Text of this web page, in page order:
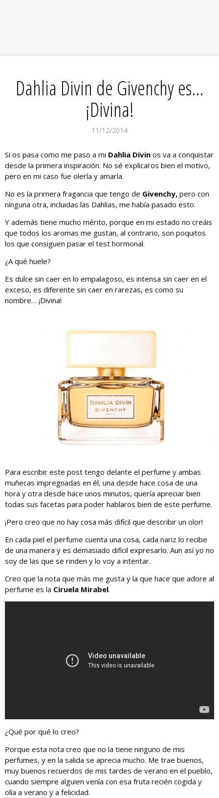
Dahlia Divin de Givenchy es…
¡Divina!
11/12/2014
Si os pasa como me paso a mi Dahlia Divin os va a conquistar
desde la primera inspiración. No sé explicaros bien el motivo,
pero en mi caso fue olerla y amarla.
No es la primera fragancia que tengo de Givenchy, pero con
ninguna otra, incluidas las Dahlias, me había pasado esto.
Y además tiene mucho mérito, porque en mi estado no creáis
que todos los aromas me gustan, al contrario, son poquitos
los que consiguen pasar el test hormonal.
¿A qué huele?
Es dulce sin caer en lo empalagoso, es intensa sin caer en el
exceso, es diferente sin caer en rarezas, es como su
nombre… ¡Divina!
Para escribir este post tengo delante el perfume y ambas
muñecas impregnadas en él, una desde hace cosa de una
hora y otra desde hace unos minutos, quería apreciar bien
todas sus facetas para poder hablaros bien de este perfume.
¡Pero creo que no hay cosa más difícil que describir un olor!
En cada piel el perfume cuenta una cosa, cada nariz lo recibe
de una manera y es demasiado difícil expresarlo. Aun así yo no
soy de las que se rinden y lo voy a intentar.
Creo que la nota que más me gusta y la que hace que adore al
perfume es la Ciruela Mirabel.
¿Qué por qué lo creo?
Porque esta nota creo que no la tiene ninguno de mis
perfumes, y en la salida se aprecia mucho. Me trae buenos,
muy buenos recuerdos de mis tardes de verano en el pueblo,
cuando siempre alguien venía con esa fruta recién cogida y
olía a verano y a felicidad.